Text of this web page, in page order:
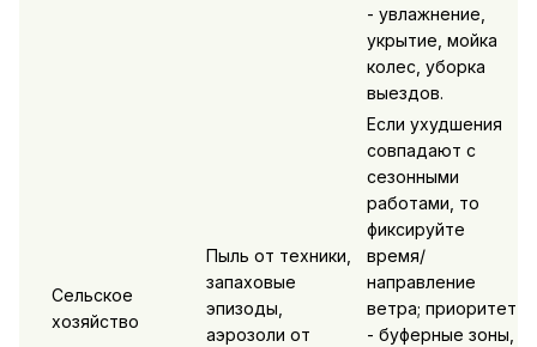
- увлажнение,
укрытие, мойка
колес, уборка
выездов.
Сельское
хозяйство
Пыль от техники,
запаховые
эпизоды,
аэрозоли от
Если ухудшения
совпадают с
сезонными
работами, то
фиксируйте
время/
направление
ветра; приоритет
- буферные зоны,